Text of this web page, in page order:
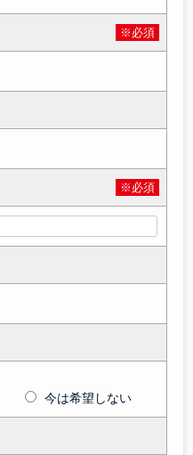
※必須
※必須
今は希望しない